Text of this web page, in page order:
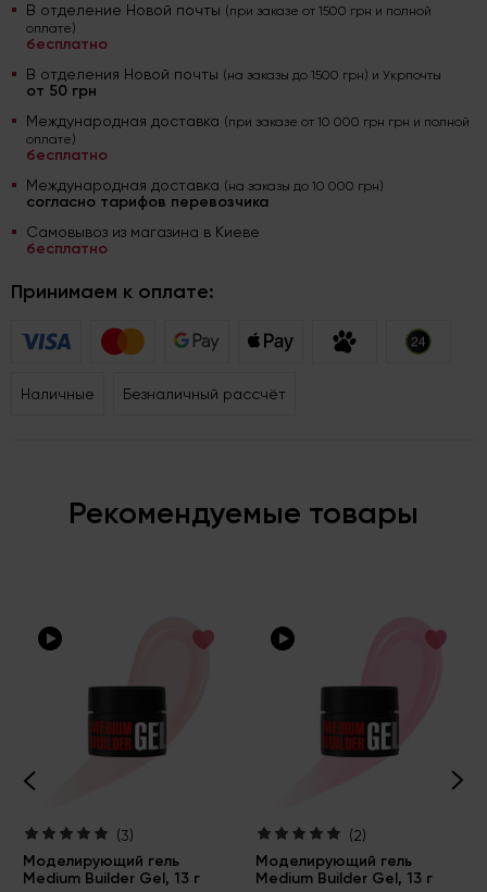
В отделение Новой почты (при заказе от 1500 грн и полной
оплате)
бесплатно
В отделения Новой почты (на заказы до 1500 грн) и Укрпочты
от 50 грн
Международная доставка (при заказе от 10 000 грн грн и полной
оплате)
бесплатно
Международная доставка (на заказы до 10 000 грн)
согласно тарифов перевозчика
Самовывоз из магазина в Киеве
бесплатно
Принимаем к оплате:
Наличные Безналичный рассчёт
Рекомендуемые товары
(3)
Моделирующий гель
Medium Builder Gel, 13 г
(2)
Моделирующий гель
Medium Builder Gel, 13 г